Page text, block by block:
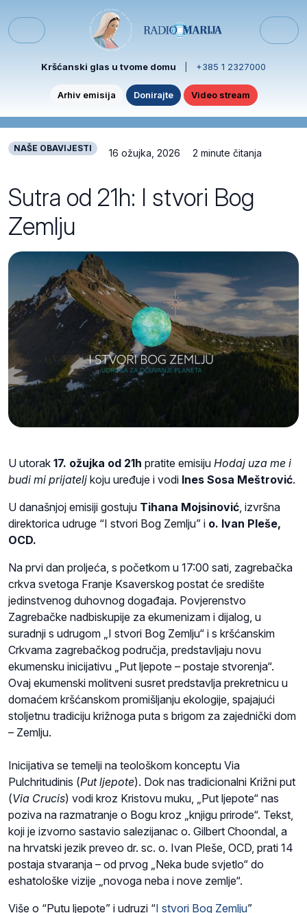
Menu
Kršćanski glas u tvome domu +385 1 2327000
Arhiv emisija Donirajte Video stream
NAŠE OBAVIJESTI 16 ožujka, 2026 2 minute čitanja
Sutra od 21h: I stvori Bog
Zemlju
U utorak 17. ožujka od 21h pratite emisiju Hodaj uza me i
budi mi prijatelj koju uređuje i vodi Ines Sosa Meštrović.
U današnjoj emisiji gostuju Tihana Mojsinović, izvršna
direktorica udruge “I stvori Bog Zemlju” i o. Ivan Pleše,
OCD.
Na prvi dan proljeća, s početkom u 17:00 sati, zagrebačka
crkva svetoga Franje Ksaverskog postat će središte
jedinstvenog duhovnog događaja. Povjerenstvo
Zagrebačke nadbiskupije za ekumenizam i dijalog, u
suradnji s udrugom „I stvori Bog Zemlju“ i s kršćanskim
Crkvama zagrebačkog područja, predstavljaju novu
ekumensku inicijativu „Put ljepote – postaje stvorenja“.
Ovaj ekumenski molitveni susret predstavlja prekretnicu u
domaćem kršćanskom promišljanju ekologije, spajajući
stoljetnu tradiciju križnoga puta s brigom za zajednički dom
– Zemlju.
Inicijativa se temelji na teološkom konceptu Via
Pulchritudinis (Put ljepote). Dok nas tradicionalni Križni put
(Via Crucis) vodi kroz Kristovu muku, „Put ljepote“ nas
poziva na razmatranje o Bogu kroz „knjigu prirode“. Tekst,
koji je izvorno sastavio salezijanac o. Gilbert Choondal, a
na hrvatski jezik preveo dr. sc. o. Ivan Pleše, OCD, prati 14
postaja stvaranja – od prvog „Neka bude svjetlo“ do
eshatološke vizije „novoga neba i nove zemlje“.
Više o “Putu ljepote” i udruzi “I stvori Bog Zemlju”